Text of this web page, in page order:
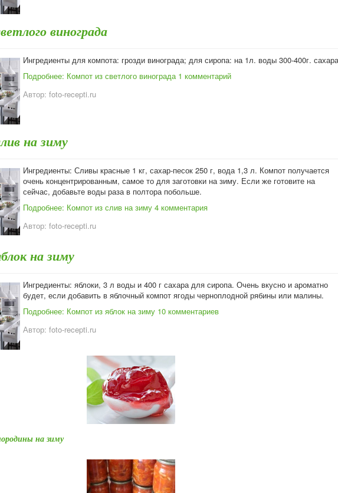
винограда
Ингредиенты для компота: грозди винограда; для сиропа: на 1л. воды 300-400г.
Подробнее: Компот из светлого винограда 1 комментарий
Автор: foto-recepti.ru
на зиму
Ингредиенты: Сливы красные 1 кг, сахар-песок 250 г, вода 1,3 л. Компот получается
очень концентрированным, самое то для заготовки на зиму. Если же готовите на
сейчас, добавьте воды раза в полтора побольше.
Подробнее: Компот из слив на зиму 4 комментария
Автор: foto-recepti.ru
на зиму
Ингредиенты: яблоки, 3 л воды и 400 г сахара для сиропа. Очень вкусно и ароматно
будет, если добавить в яблочный компот ягоды черноплодной рябины или малины.
Подробнее: Компот из яблок на зиму 10 комментариев
Автор: foto-recepti.ru
на зиму